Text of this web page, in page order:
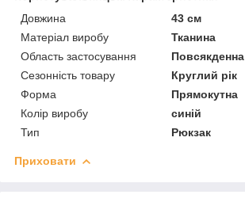
Довжина
43 см
Матеріал виробу
Тканина
Область застосування
Повсякденна
Сезонність товару
Круглий рік
Форма
Прямокутна
Колір виробу
синій
Тип
Рюкзак
Приховати